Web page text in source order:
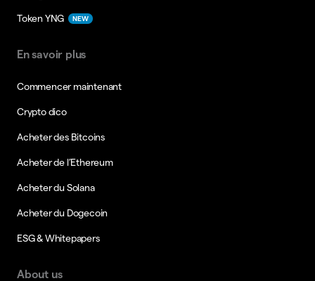
Token YNG NEW
En savoir plus
Commencer maintenant
Crypto dico
Acheter des Bitcoins
Acheter de l’Ethereum
Acheter du Solana
Acheter du Dogecoin
ESG & Whitepapers
About us